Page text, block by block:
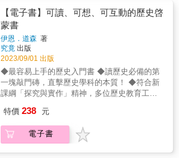
撐，產生了數位資源的傾斜，誰能夠去使用這
些資源成為了新的問題。另外，數據質量以及
數位技術能力也都影響個別研究者的產出。原
生數位資源牽涉的個資等倫理問題、數位資源
的保存性，都仍待思索。給所有歷史人，最簡
要清晰的數位歷史學入門雖然數位歷史學目前
是歷史研究中的一個學科，但作者也提到其實
大部分的歷史學家都已經在使用數位工具，可
說人人都是數位歷史學家，因此本書更適合給
所有有志從事歷史相關工作的人參考。本書繁
課教師范純武教授與文化大學史學系專長史學
史的湯瑞弘副教授攜手翻譯，將這本迄今為止
對數位歷史學最簡要清晰的解說介紹給所有在
現更大的脈絡。但以數位形式儲存的資料，讓
人得以改用「遠讀」的方式，也就是用機器閱
讀，這讓研究者得以發現文本中隱藏的主題與
特徵。至此，不僅僅是研究方式改變，連研究
的內容也可能產生了變化。從數位化歷史學到
數位歷史學當利用數位技術和演算法等新興數
位工具去分析歷史素材的方式出現後，數位歷
史學這個學科分支也被創造了出來。同時數位
敘事上的運用，以及用視覺化展示歷史及沉浸
式體驗去增進公眾參與等等，也都成為數位歷
史學未來可預期的發展。數位歷史學的問題與
挑戰數位研究方法需要龐大的技術與資源去支
集團？ 成也菁英？敗也菁英？ 哈佛大學政府系
王裕華教授以長時段的歷史為基礎，透過社會
科學研究與統計方法，解釋了中國古代國家的
興衰──菁英利益的轉變與其建構的社會網絡，
最終影響了國力以及政權穩定性： 隋唐時期，
「星形網絡」的菁英，他們熱衷於以各種方式
來增強國力，因為他們的私人利益與國家利益
是一致的： 這階段的統治者以犧牲個人權力為
代價，透過菁英的力量來幫助國家擁有強大國
力。 宋朝之後，「領結形網絡」的菁英深耕地
的家族親屬蒙受其益： 皇帝以制度性變革（科
舉考試）來重塑菁英階層，彼此成為一種夥伴
關係。統治者以極度內縮的國家為代價，利用
【電子書】可讀、可想、可互動的歷史啓
蒙書
伊恩．道森 著
究竟 出版
2023/09/01 出版
◆最容易上手的歷史入門書 ◆讀歷史必備的第
一塊敲門磚，直擊歷史學科的本質！ ◆符合新
課綱「探究與實作」精神，多位歷史教育工作
吳大學歷史系林慈淑教授 專文推薦 ◆北一女中
歷史教師單兆榮 翻譯、導讀 & 給討厭歷史的
你：令人頭痛的年表和事件可以有更有趣的學
特價 238 元
電子書